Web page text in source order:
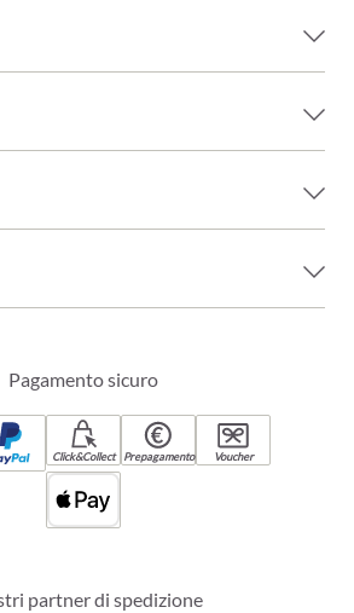
Pagamento sicuro
Click&Collect Prepagamento Voucher
partner di spedizione